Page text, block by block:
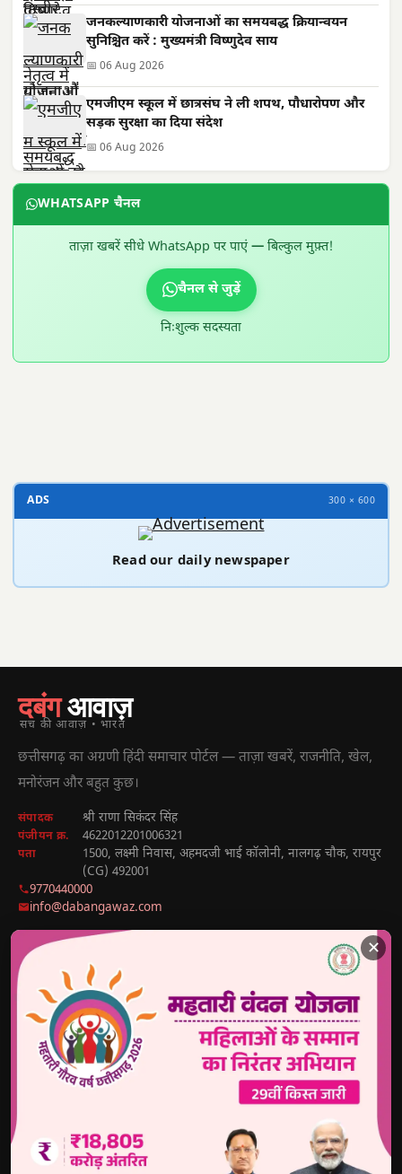
जनकल्याणकारी योजनाओं का समयबद्ध क्रियान्वयन
सुनिश्चित करें : मुख्यमंत्री विष्णुदेव साय
📅 06 Aug 2026
एमजीएम स्कूल में छात्रसंघ ने ली शपथ, पौधारोपण और
सड़क सुरक्षा का दिया संदेश
📅 06 Aug 2026
WHATSAPP चैनल
ताज़ा खबरें सीधे WhatsApp पर पाएं — बिल्कुल मुफ़्त!
चैनल से जुड़ें
निःशुल्क सदस्यता
ADS 300 × 600
Read our daily newspaper
दबंगआवाज़
सच की आवाज़ • भारत
छत्तीसगढ़ का अग्रणी हिंदी समाचार पोर्टल — ताज़ा खबरें, राजनीति, खेल,
मनोरंजन और बहुत कुछ।
संपादक श्री राणा सिकंदर सिंह
पंजीयन क्र. 4622012201006321
पता
1500, लक्ष्मी निवास, अहमदजी भाई कॉलोनी, नालगढ़ चौक, रायपुर
(CG) 492001
9770440000
info@dabangawaz.com
मुख्य खबरें
छत्तीसगढ़
अंतराष्ट्रीय
व्यापार
शिक्षा
राज्य
होम
हमारे बारे में
संपर्क करें
Disclaimer
Privacy Policy
Sitemap
News Sitemap
✕